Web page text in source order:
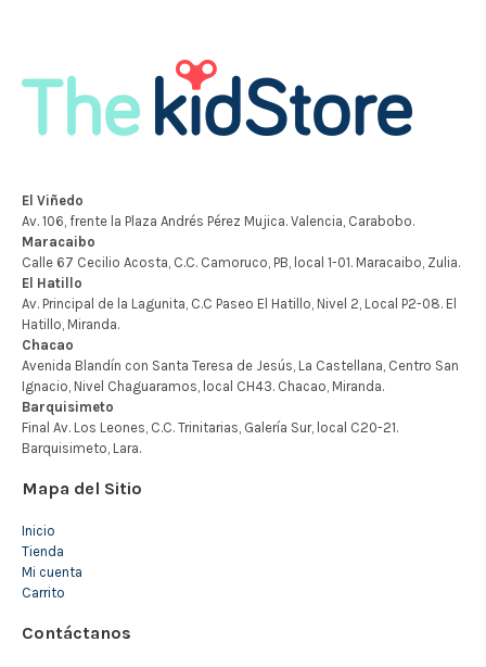
Mapa del Sitio
Inicio
Tienda
Mi cuenta
Carrito
Contáctanos